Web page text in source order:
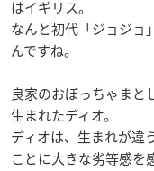
はイギリス。
なんと初代「ジョジョ
んですね。
良家のおぼっちゃまと
生まれたディオ。
ディオは、生まれが違
ことに大きな劣等感を